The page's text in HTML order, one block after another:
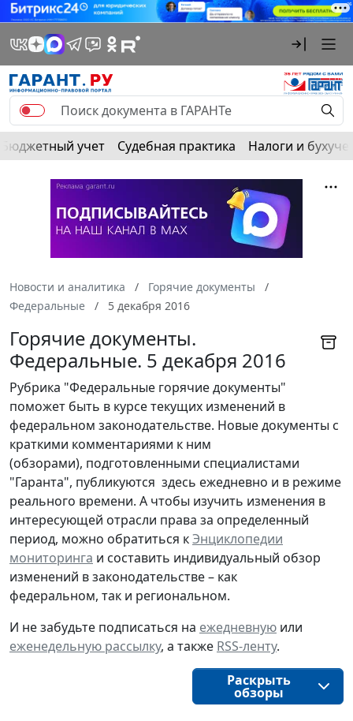
Бюджетный учет Судебная практика Налоги и
Новости и аналитика
Горячие документы
Федеральные
5 декабря 2016
Горячие документы.
Федеральные. 5 декабря 2016
Рубрика "Федеральные горячие документы"
поможет быть в курсе текущих изменений в
федеральном законодательстве. Новые документы с
краткими комментариями к ним
(обзорами), подготовленными специалистами
"Гаранта", публикуются здесь ежедневно и в режиме
реального времени. А чтобы изучить изменения в
интересующей отрасли права за определенный
период, можно обратиться кЭнциклопедии
мониторинга и составить индивидуальный обзор
изменений в законодательстве – как
федеральном, так и региональном.
И не забудьте подписаться на ежедневную или
еженедельную рассылку, а также RSS-ленту.
Раскрыть
обзоры